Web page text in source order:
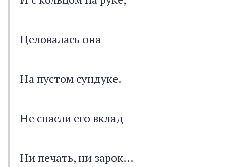
Целовалась она
На пустом сундуке.
Не спасли его вклад
Ни печать, ни зарок…